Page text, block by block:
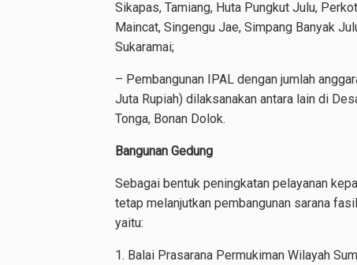
Sikapas, Tamiang, Huta Pungkut Julu,
Maincat, Singengu Jae, Simpang Banyak
Sukaramai;
– Pembangunan IPAL dengan jumlah
Juta Rupiah) dilaksanakan antara lain di
Tonga, Bonan Dolok.
Bangunan Gedung
Sebagai bentuk peningkatan pelayanan
tetap melanjutkan pembangunan sarana
yaitu:
1. Balai Prasarana Permukiman Wilayah